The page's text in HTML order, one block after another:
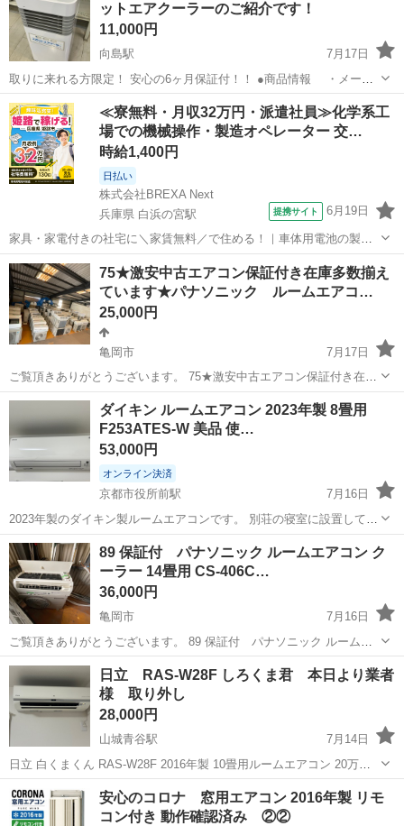
ットエアクーラーのご紹介です！
11,000円
向島駅
7月17日
取りに来れる方限定！ 安心の6ヶ月保証付！！ ●商品情報 ・メーカ
ー：THREE-UP ・型 番 ：SC-T2135 ・年 式 ：2021
年製 ・容 量 ：0.9kW ...
京都 京都市 向島駅 季節、空調家電 貸し出し
≪寮無料・月収32万円・派遣社員≫化学系工
場での機械操作・製造オペレーター 交…
時給1,400円
日払い
株式会社BREXA Next
兵庫県 白浜の宮駅
提携サイト 6月19日
家具・家電付きの社宅に＼家賃無料／で住める！｜車体用電池の製造
｜未経験から月収例32万円♪｜さらに【年間休日130日】！ 人気の工場
のお仕事 ◇車体用電池の製造◇ 機械の操作、部品のセッティング、検
査、清掃業務など。 ...
兵庫 姫路市 白浜の宮駅
75★激安中古エアコン保証付き在庫多数揃え
ています★パナソニック ルームエアコ…
25,000円
亀岡市
7月17日
ご覧頂きありがとうございます。 75★激安中古エアコン保証付き在庫
多数揃えています★パナソニック ルームエアコン 清掃済★京都・
大阪・滋賀・奈良・兵庫★ ◎動作確認済です。 内容・付属品 室内
機×1台・...
京都 亀岡市 季節、空調家電
ダイキン ルームエアコン 2023年製 8畳用
F253ATES-W 美品 使…
53,000円
オンライン決済
京都市役所前駅
7月16日
2023年製のダイキン製ルームエアコンです。 別荘の寝室に設置してお
りましたが、使用回数は10回未満と非常に少なく、ほとんど使用して
いません。 ペット・喫煙環境ではなく、室内機・室外機ともに大変き
れいな状態です。動作確認...
京都 京都市 京都市役所前駅 季節、空調家電
89 保証付 パナソニック ルームエアコン ク
ーラー 14畳用 CS-406C…
36,000円
亀岡市
7月16日
ご覧頂きありがとうございます。 89 保証付 パナソニック ルームエ
アコン クーラー 14畳用 CS-406CF2-W ★京都・大阪・滋賀・奈良・兵
庫★ ◎動作確認済です。 内容・付属品 室内機×1台・...
京都 亀岡市 季節、空調家電 クーラー
日立 RAS-W28F しろくま君 本日より業者
様 取り外し
28,000円
山城青谷駅
7月14日
日立 白くまくん RAS-W28F 2016年製 10畳用ルームエアコン 20万で
購入 寝室にて使用していました。 業者様による取り外し ポンプダウ
ン済 配管は切断していないため、そのまま再利用可能な状態になりま
す。 ...
京都 綴喜郡 山城青谷駅 季節、空調家電 RAS
安心のコロナ 窓用エアコン 2016年製 リモ
コン付き 動作確認済み ②②